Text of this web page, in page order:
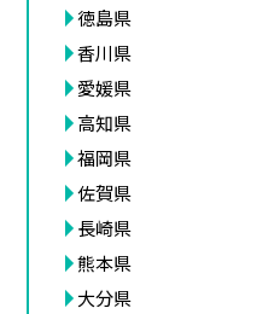
徳島県
香川県
愛媛県
高知県
福岡県
佐賀県
長崎県
熊本県
大分県